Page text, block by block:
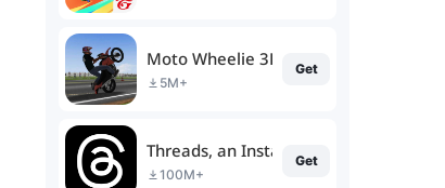
Moto Wheelie 3D
5M+
Get
Threads, an Instagram app
100M+
Get